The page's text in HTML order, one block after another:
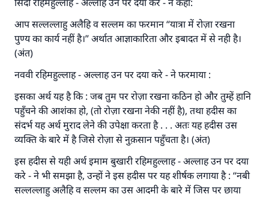
आप सल्लल्लाहु अलैहि व सल्लम का फरमान “यात्रा में रोज़ा रखना
पुण्य का कार्य नहीं है।” अर्थात आज्ञाकारिता और इबादत में से नही है।
(अंत)
नववी रहिमहुल्लाह - अल्लाह उन पर दया करे - ने फरमाया :
इसका अर्थ यह है कि : जब तुम पर रोज़ा रखना कठिन हो और तुम्हें हानि
पहुँचने की आशंका हो, (तो रोज़ा रखना नेकी नहीं है), तथा हदीस का
संदर्भ यह अर्थ मुराद लेने की उपेक्षा करता है . . . अतः यह हदीस उस
व्यक्ति के बारे में है जिसे रोज़ा से नुक़सान पहुँचता है। (अंत)
इस हदीस से यही अर्थ इमाम बुखारी रहिमहुल्लाह - अल्लाह उन पर दया
करे - ने भी समझा है, उन्हों ने इस हदीस पर यह शीर्षक लगाया है : “नबी
सल्लल्लाहु अलैहि व सल्लम का उस आदमी के बारे में जिस पर छाया